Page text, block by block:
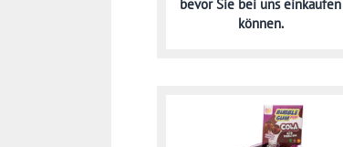
bevor Sie bei uns einkaufen
können.